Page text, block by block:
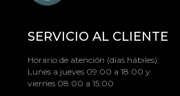
SERVICIO AL CLIENTE
Horario de atención (días hábiles):
Lunes a jueves 09:00 a 18:00 y
viernes 08:00 a 15:00